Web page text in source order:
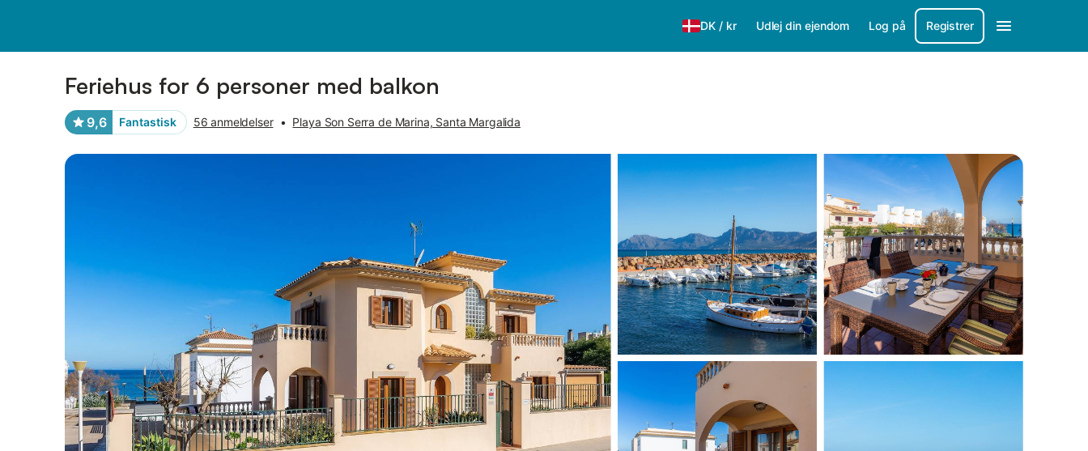
DK / kr Udlej din ejendom Log på Registrer
Feriehus for 6 personer med balkon
9,6 Fantastisk 56 anmeldelser • Playa Son Serra de Marina, Santa Margalida